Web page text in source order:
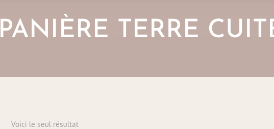
PANIÈRE TERRE
Voici le seul résultat